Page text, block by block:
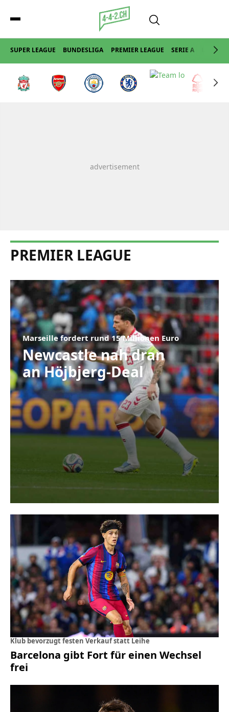
SUPER LEAGUE BUNDESLIGA PREMIER LEAGUE SERIE A LA LIGA
PREMIER LEAGUE
Marseille fordert rund 15 Millionen Euro
Newcastle nah dran
an Höjbjerg-Deal
Klub bevorzugt festen Verkauf statt Leihe
Barcelona gibt Fort für einen Wechsel
frei